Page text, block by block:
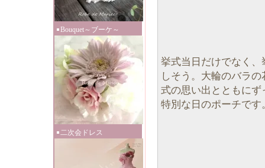
Bouquet～ブーケ～
二次会ドレス
挙式当日だけでなく
しそう。大輪のバラ
式の思い出とともに
特別な日のポーチです